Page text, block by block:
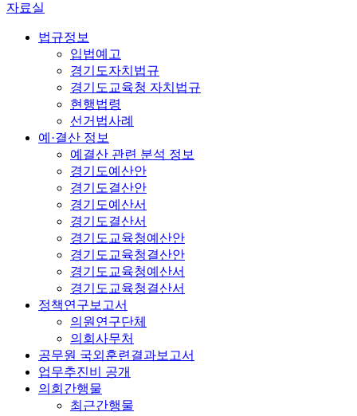
자료실
법규정보
입법예고
경기도자치법규
경기도교육청 자치법규
현행법령
선거법사례
예·결산 정보
예결산 관련 분석 정보
경기도예산안
경기도결산안
경기도예산서
경기도결산서
경기도교육청예산안
경기도교육청결산안
경기도교육청예산서
경기도교육청결산서
정책연구보고서
의원연구단체
의회사무처
공무원 국외훈련결과보고서
업무추진비 공개
의회간행물
최근간행물